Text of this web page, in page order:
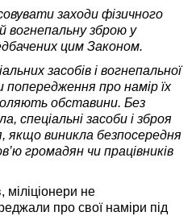
заходи фізичного
вогнепальну зброю у
цим Законом.
засобів і вогнепальної
попередження про намір їх
обставини. Без
спеціальні засоби і зброя
якщо виникла безпосередня
громадян чи працівників
міліціонери не
про свої наміри під